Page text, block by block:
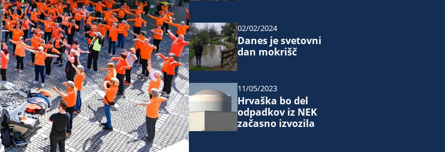
Danes je svetovni
dan mokrišč
02/02/2024
Hrvaška bo del
odpadkov iz NEK
začasno izvozila
11/05/2023